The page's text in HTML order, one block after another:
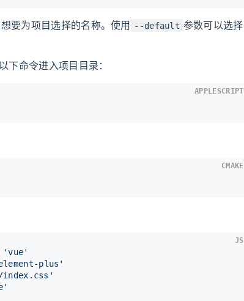
要为项目选择的名称。使用 --default 参数可以选择
下命令进入项目目录：
APPLESCRIPT
CMAKE
'vue'
plus'
JS